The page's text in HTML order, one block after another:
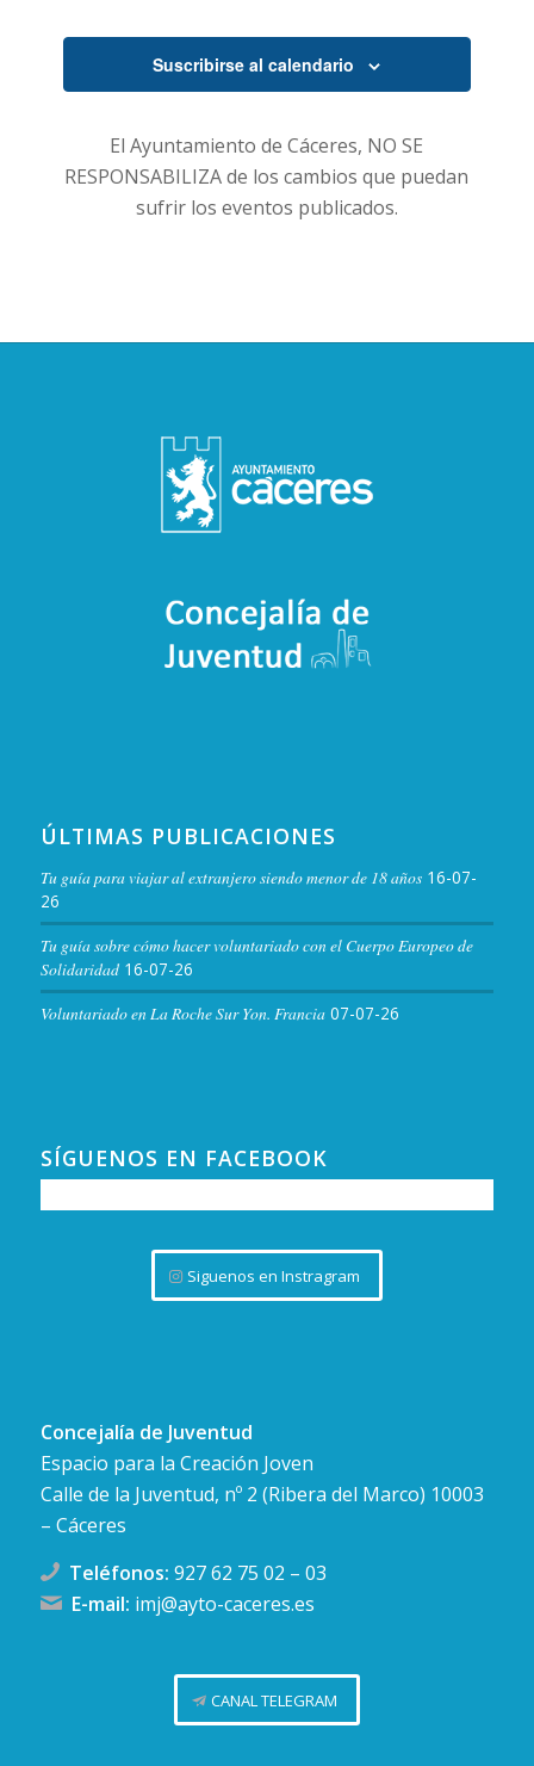
Suscribirse al calendario
El Ayuntamiento de Cáceres, NO SE
RESPONSABILIZA de los cambios que puedan
sufrir los eventos publicados.
ÚLTIMAS PUBLICACIONES
Tu guía para viajar al extranjero siendo menor de 18 años 16-07-
26
Tu guía sobre cómo hacer voluntariado con el Cuerpo Europeo de
Solidaridad 16-07-26
Voluntariado en La Roche Sur Yon. Francia 07-07-26
SÍGUENOS EN FACEBOOK
Siguenos en Instragram
Concejalía de Juventud
Espacio para la Creación Joven
Calle de la Juventud, nº 2 (Ribera del Marco) 10003
– Cáceres
Teléfonos: 927 62 75 02 – 03
E-mail: imj@ayto-caceres.es
CANAL TELEGRAM